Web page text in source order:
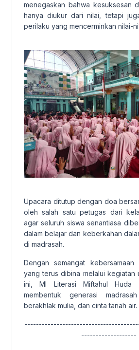
menegaskan bahwa kesuksesan
hanya diukur dari nilai, tetapi
perilaku yang mencerminkan nilai-
Upacara ditutup dengan doa
oleh salah satu petugas dari
agar seluruh siswa senantiasa
dalam belajar dan keberkahan
di madrasah.
Dengan semangat kebersamaan
yang terus dibina melalui kegiatan
ini, MI Literasi Miftahul Huda
membentuk generasi
berakhlak mulia, dan cinta tanah air.
-------------------